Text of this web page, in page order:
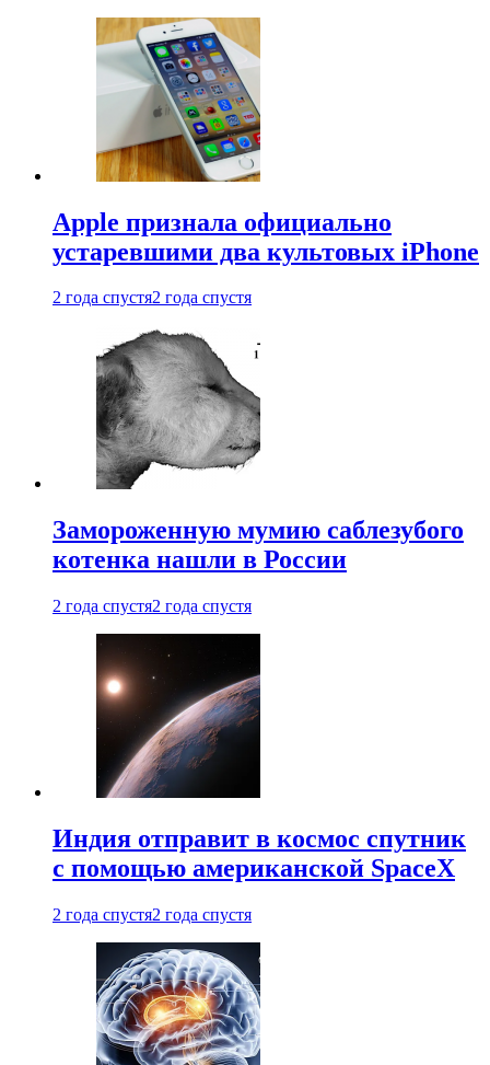
Apple признала официально
устаревшими два культовых iPhone
2 года спустя2 года спустя
Замороженную мумию саблезубого
котенка нашли в России
2 года спустя2 года спустя
Индия отправит в космос спутник
с помощью американской SpaceX
2 года спустя2 года спустя